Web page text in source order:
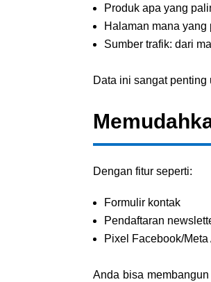
Produk apa yang
Halaman mana
Sumber trafik: dari
Data ini sangat
Dengan fitur seperti:
Formulir kontak
Pendaftaran
Pixel Facebook/Meta
Anda bisa